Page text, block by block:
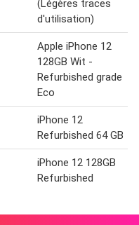
(Légères traces
d'utilisation)
Apple iPhone 12
128GB Wit -
Refurbished grade
Eco
iPhone 12
Refurbished 64 GB
iPhone 12 128GB
Refurbished